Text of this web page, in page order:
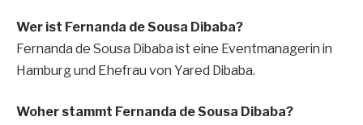
Wer ist Fernanda de Sousa Dibaba?
Fernanda de Sousa Dibaba ist eine Eventmanagerin in
Hamburg und Ehefrau von Yared Dibaba.
Woher stammt Fernanda de Sousa Dibaba?